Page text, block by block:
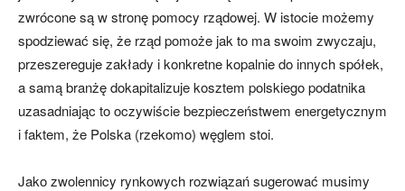
zwrócone są w stronę pomocy rządowej. W istocie możemy
spodziewać się, że rząd pomoże jak to ma swoim zwyczaju,
przeszereguje zakłady i konkretne kopalnie do innych spółek,
a samą branżę dokapitalizuje kosztem polskiego podatnika
uzasadniając to oczywiście bezpieczeństwem energetycznym
i faktem, że Polska (rzekomo) węglem stoi.
Jako zwolennicy rynkowych rozwiązań sugerować musimy